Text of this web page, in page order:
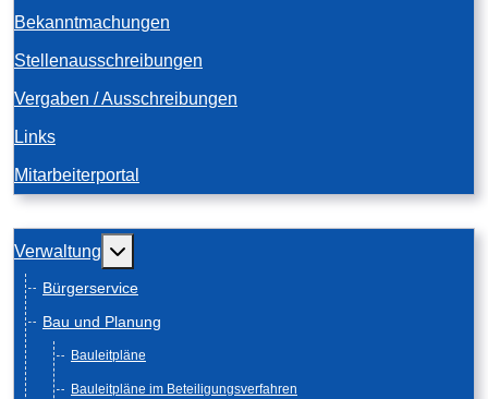
Bekanntmachungen
Stellenausschreibungen
Vergaben / Ausschreibungen
Links
Mitarbeiterportal
Verwaltung Weitere Informationen: Verwaltung
Bürgerservice
Bau und Planung
Bauleitpläne
Bauleitpläne im Beteiligungsverfahren